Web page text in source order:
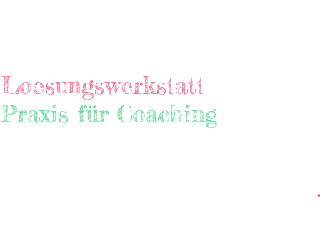
Loesungswerkstatt
Praxis für Coaching